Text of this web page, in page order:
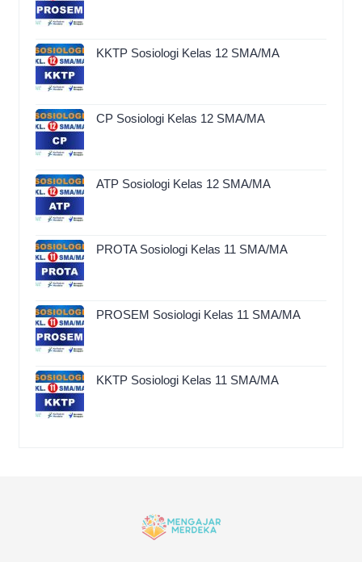
KKTP Sosiologi Kelas 12 SMA/MA
CP Sosiologi Kelas 12 SMA/MA
ATP Sosiologi Kelas 12 SMA/MA
PROTA Sosiologi Kelas 11 SMA/MA
PROSEM Sosiologi Kelas 11 SMA/MA
KKTP Sosiologi Kelas 11 SMA/MA